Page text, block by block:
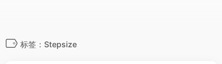
标签：Stepsize